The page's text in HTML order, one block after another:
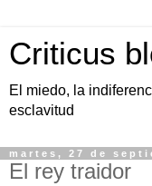
Criticus
El miedo, la
esclavitud
martes, 27 de
El rey traidor